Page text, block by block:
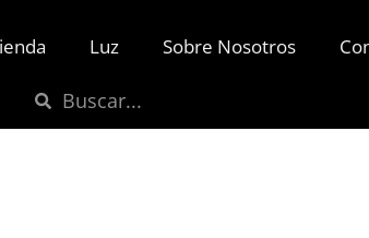
Luz Sobre Nosotros